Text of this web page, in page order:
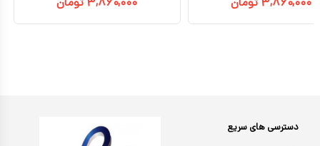
دسترسی های سریع